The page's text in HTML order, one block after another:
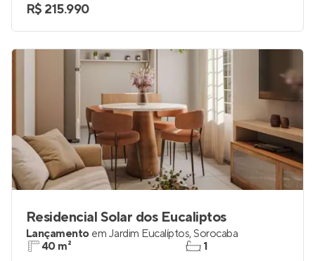
R$ 215.990
Residencial Solar dos Eucaliptos
Lançamento em Jardim Eucalíptos,Sorocaba
40 m²
1